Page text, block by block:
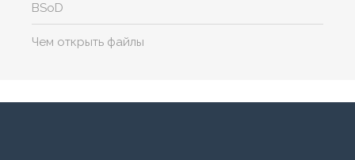
BSoD
Чем открыть файлы